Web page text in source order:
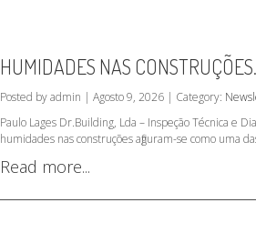
HUMIDADES NAS
Posted by admin | Agosto 9, 2026 | Category:
Paulo Lages Dr.Building, Lda – Inspeção Técnica e
humidades nas construções afiguram-se como uma
Read more...